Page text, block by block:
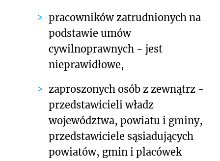
pracowników zatrudnionych na
podstawie umów
cywilnoprawnych - jest
nieprawidłowe,
zaproszonych osób z zewnątrz -
przedstawicieli władz
województwa, powiatu i gminy,
przedstawiciele sąsiadujących
powiatów, gmin i placówek